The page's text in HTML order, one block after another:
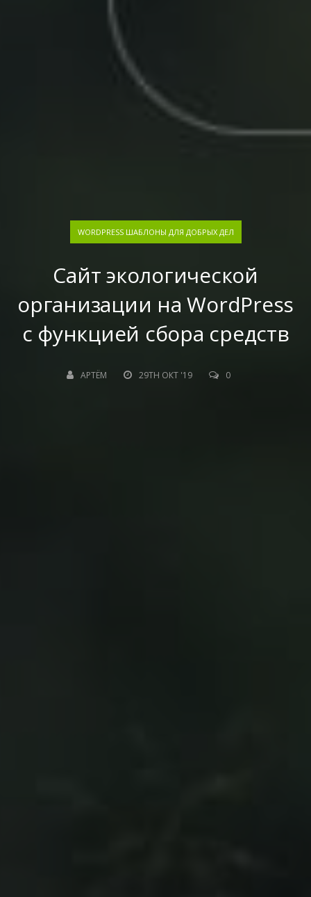
WORDPRESS ШАБЛОНЫ ДЛЯ ДОБРЫХ ДЕЛ
Сайт экологической
организации на WordPress
с функцией сбора средств
АРТЁМ 29TH ОКТ '19 0